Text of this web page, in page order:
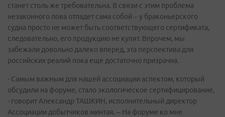
станет столь же требовательна. В связи с этим проблема
незаконного лова отпадет сама собой – у браконьерского
судна просто не может быть соответствующего сертификата,
следовательно, его продукцию не купят. Впрочем, мы
забежали довольно далеко вперед, эта перспектива для
российских реалий пока еще достаточно призрачна.
- Самым важным для нашей ассоциации аспектом, который
обсудили на форуме, стало экологическое сертифицирование,
- говорит Александр ТАШКИН, исполнительный директор
Ассоциации добытчиков минтая. – На форуме ко мне